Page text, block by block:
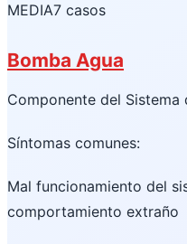
MEDIA7 casos
Bomba Agua
Componente del Sistema
Síntomas comunes:
Mal funcionamiento del
comportamiento extraño